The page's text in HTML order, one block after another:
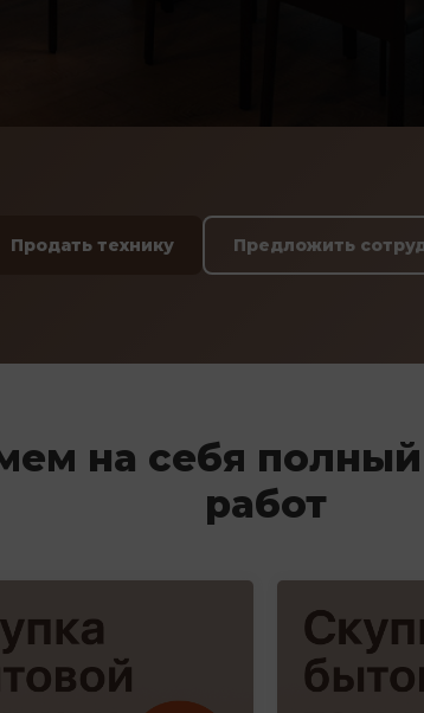
Продать технику Предложить
на себя
работ